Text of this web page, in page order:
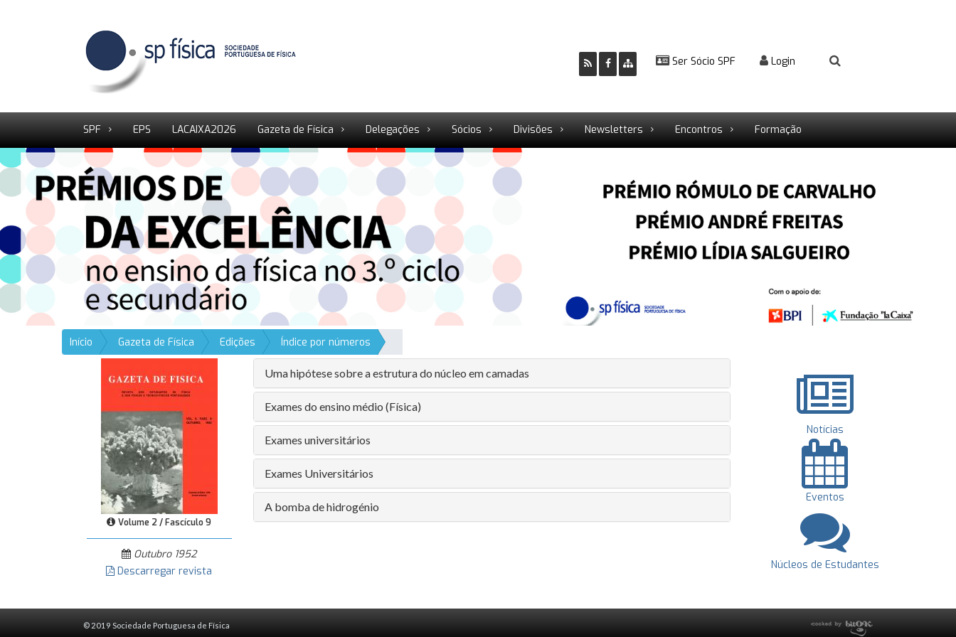
Ser Sócio SPF Login
SPF EPS LACAIXA2026 Gazeta de Física Delegações Sócios Divisões Newsletters Encontros Formação
Início Gazeta de Física Edições Índice por números
Volume 2 / Fascículo 9
Outubro 1952
Descarregar revista
Uma hipótese sobre a estrutura do núcleo em camadas
Exames do ensino médio (Física)
Exames universitários
Exames Universitários
A bomba de hidrogénio
Notícias
Eventos
Núcleos de Estudantes
© 2019 Sociedade Portuguesa de Física